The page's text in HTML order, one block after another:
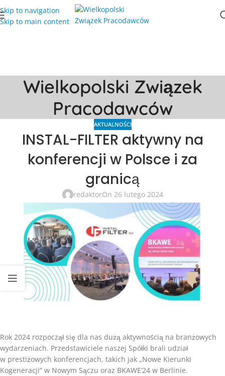
Skip to navigation
Skip to main content
Wielkopolski Związek
Pracodawców
AKTUALNOŚCI
INSTAL-FILTER aktywny na
konferencji w Polsce i za
granicą
redaktorOn 26 lutego 2024
Rok 2024 rozpoczął się dla nas dużą aktywnością na branżowych
wydarzeniach. Przedstawiciele naszej Spółki brali udział
w prestiżowych konferencjach, takich jak „Nowe Kierunki
Kogeneracji” w Nowym Sączu oraz BKAWE’24 w Berlinie.